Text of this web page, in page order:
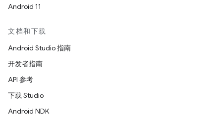
Android 11
文档和下载
Android Studio 指南
开发者指南
API 参考
下载 Studio
Android NDK